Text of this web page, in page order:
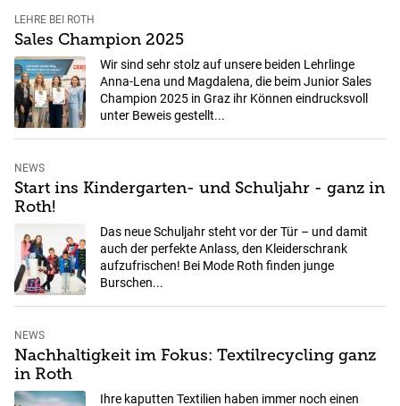
LEHRE BEI ROTH
Sales Champion 2025
Wir sind sehr stolz auf unsere beiden Lehrlinge
Anna-Lena und Magdalena, die beim Junior Sales
Champion 2025 in Graz ihr Können eindrucksvoll
unter Beweis gestellt...
NEWS
Start ins Kindergarten- und Schuljahr - ganz in
Roth!
Das neue Schuljahr steht vor der Tür – und damit
auch der perfekte Anlass, den Kleiderschrank
aufzufrischen! Bei Mode Roth finden junge
Burschen...
NEWS
Nachhaltigkeit im Fokus: Textilrecycling ganz
in Roth
Ihre kaputten Textilien haben immer noch einen